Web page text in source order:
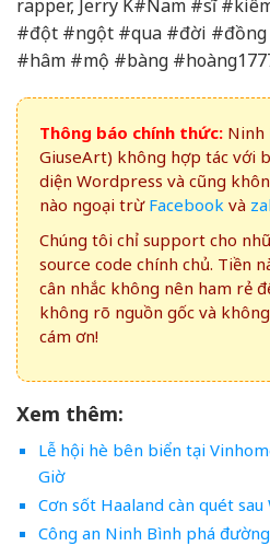
rapper, Jerry K#Nam #sĩ
#đột #ngột #qua #đời
#hâm #mộ #bàng
Thông báo chính thức: Ninh
GiuseArt) không hợp tác với
diện Wordpress và cũng
nào ngoại trừ Facebook và
Chúng tôi chỉ support cho
source code chính chủ. Tiền
cân nhắc không nên ham rẻ
không rõ nguồn gốc và
cám ơn!
Xem thêm:
Lễ hội hè bên biển tại
Giờ
Cơn sốt Haaland càn quét sau
Công an Ninh Bình phá